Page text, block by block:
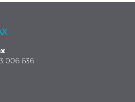
006 636